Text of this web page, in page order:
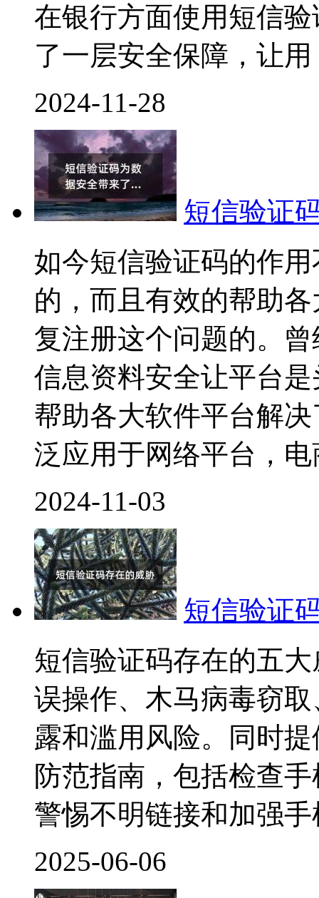
在银行方面使用短信
了一层安全保障，让用
2024-11-28
短信验证
如今短信验证码的作
的，而且有效的帮助
复注册这个问题的。
信息资料安全让平台
帮助各大软件平台解
泛应用于网络平台，电
2024-11-03
短信验证
短信验证码存在的五
误操作、木马病毒窃
露和滥用风险。同时
防范指南，包括检查
警惕不明链接和加强
2025-06-06